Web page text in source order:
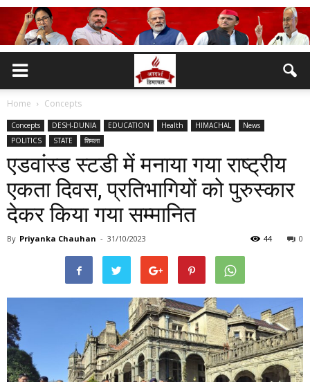
Home Concepts
Concepts DESH-DUNIA EDUCATION Health HIMACHAL
News
POLITICS
STATE शिमला
एडवांस्ड स्टडी में मनाया गया राष्ट्रीय
एकता दिवस, प्रतिभागियों को पुरुस्कार
देकर किया गया सम्मानित
By Priyanka Chauhan - 31/10/2023 0
44